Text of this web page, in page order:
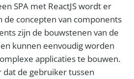
SPA met ReactJS wordt er
de concepten van components
zijn de bouwstenen van de
kunnen eenvoudig worden
applicaties te bouwen.
dat de gebruiker tussen